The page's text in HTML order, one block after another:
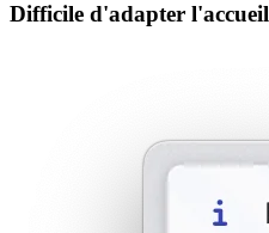
Difficile d'adapter l'accueil